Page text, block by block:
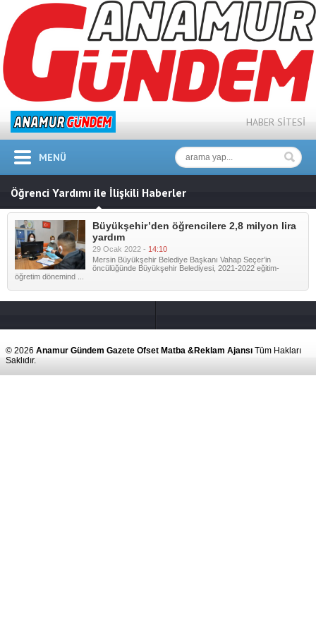
HABER SİTESİ
MENÜ
Öğrenci Yardımı ile İlişkili Haberler
Büyükşehir’den öğrencilere 2,8 milyon lira
yardım
29 Ocak 2022 - 14:10
Mersin Büyükşehir Belediye Başkanı Vahap Seçer’in
öncülüğünde Büyükşehir Belediyesi, 2021-2022 eğitim-
öğretim dönemind ...
© 2026 Anamur Gündem Gazete Ofset Matba &Reklam Ajansı Tüm Hakları
Saklıdır.